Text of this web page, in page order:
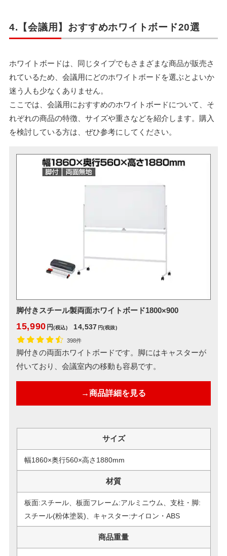
4.【会議用】おすすめホワイトボード20選
ホワイトボードは、同じタイプでもさまざまな商品が販売さ
れているため、会議用にどのホワイトボードを選ぶとよいか
迷う人も少なくありません。
ここでは、会議用におすすめのホワイトボードについて、そ
れぞれの商品の特徴、サイズや重さなどを紹介します。購入
を検討している方は、ぜひ参考にしてください。
脚付きスチール製両面ホワイトボード1800×900
15,990 円(税込) 14,537 円(税抜)
398件
脚付きの両面ホワイトボードです。脚にはキャスターが
付いており、会議室内の移動も容易です。
→商品詳細を見る
サイズ
幅1860×奥行560×高さ1880mm
材質
板面:スチール、板面フレーム:アルミニウム、支柱・脚:
スチール(粉体塗装)、キャスター:ナイロン・ABS
商品重量